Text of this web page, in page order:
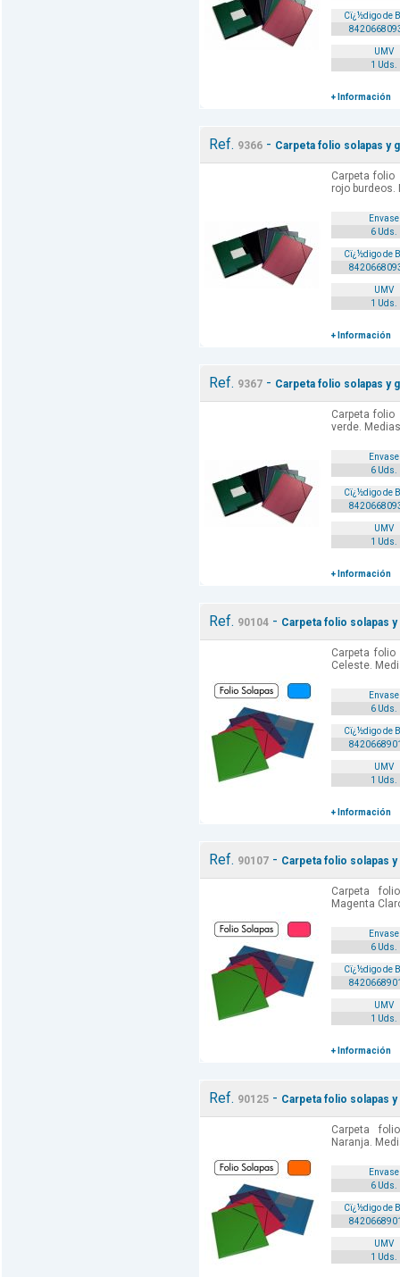
Cï¿½digo de
UMV
1 Uds.
+ Información
Ref. 9366- Carpeta folio solapas y
Carpeta
rojo burdeos.
Envase
6 Uds.
Cï¿½digo de
UMV
1 Uds.
+ Información
Ref. 9367- Carpeta folio solapas y
Carpeta
verde.
Envase
6 Uds.
Cï¿½digo de
UMV
1 Uds.
+ Información
Ref. 90104- Carpeta folio solapas
Carpeta
Celeste.
Envase
6 Uds.
Cï¿½digo de
UMV
1 Uds.
+ Información
Ref. 90107- Carpeta folio solapas
Carpeta
Magenta
Envase
6 Uds.
Cï¿½digo de
UMV
1 Uds.
+ Información
Ref. 90125- Carpeta folio solapas
Carpeta
Naranja.
Envase
6 Uds.
Cï¿½digo de
UMV
1 Uds.